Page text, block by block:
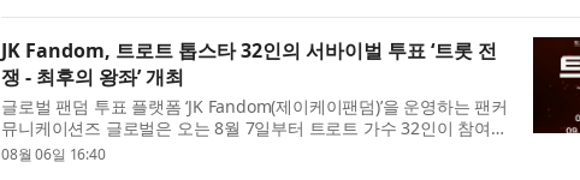
JK Fandom, 트로트 톱스타 32인의 서바이벌 투표 ‘트롯 전
쟁 - 최후의 왕좌’ 개최
글로벌 팬덤 투표 플랫폼 ‘JK Fandom(제이케이팬덤)’을 운영하는 팬커
뮤니케이션즈 글로벌은 오는 8월 7일부터 트로트 가수 32인이 참여하
는 토너먼트 투표 ‘트롯 전쟁 - 최후의 왕좌(TROT WAR : THE LAST
08월 06일 16:40